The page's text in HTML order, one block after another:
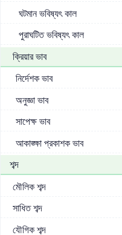
ঘটমান ভবিষ্যৎ কাল
পুরাঘটিত ভবিষ্যৎ কাল
ক্রিয়ার ভাব
নির্দেশক ভাব
অনুজ্ঞা ভাব
সাপেক্ষ ভাব
আকাঙ্ক্ষা প্রকাশক ভাব
শব্দ
মৌলিক শব্দ
সাধিত শব্দ
যৌগিক শব্দ